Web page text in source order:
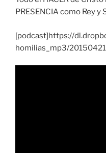
PRESENCIA como Rey
[podcast]https://
homilias_mp3/